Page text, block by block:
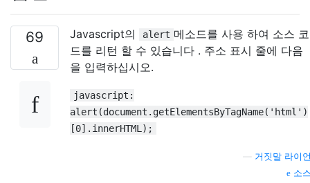
69 Javascript의 alert 메소드를 사용 하여 소스 코
드를 리턴 할 수 있습니다 . 주소 표시 줄에 다음
을 입력하십시오.
javascript:
alert(document.getElementsByTagName('html')
[0].innerHTML);
거짓말 라이
소